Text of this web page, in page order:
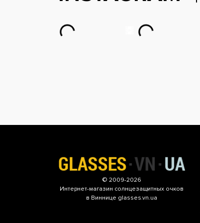
© 2009-2026
Интернет-магазин солнцезащитных очков
в Виннице glasses.vn.ua